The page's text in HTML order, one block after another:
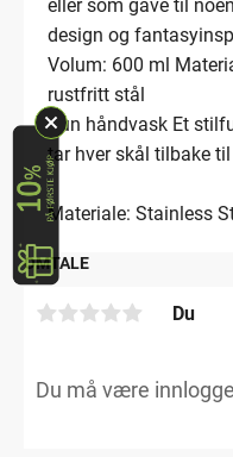
eller som gave til
design og
Volum: 600 ml
rustfritt stål
Kun håndvask Et
tar hver skål tilbake
Materiale: Stainless
OMTALE
Du